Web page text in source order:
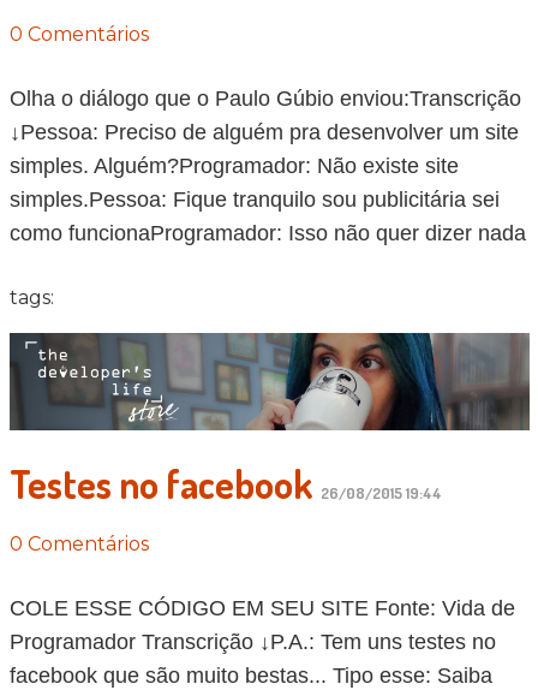
0 Comentários
Olha o diálogo que o Paulo Gúbio enviou:Transcrição
↓Pessoa: Preciso de alguém pra desenvolver um site
simples. Alguém?Programador: Não existe site
simples.Pessoa: Fique tranquilo sou publicitária sei
como funcionaProgramador: Isso não quer dizer nada
tags:
Testes no facebook 26/08/2015 19:44
0 Comentários
COLE ESSE CÓDIGO EM SEU SITE Fonte: Vida de
Programador Transcrição ↓P.A.: Tem uns testes no
facebook que são muito bestas... Tipo esse: Saiba